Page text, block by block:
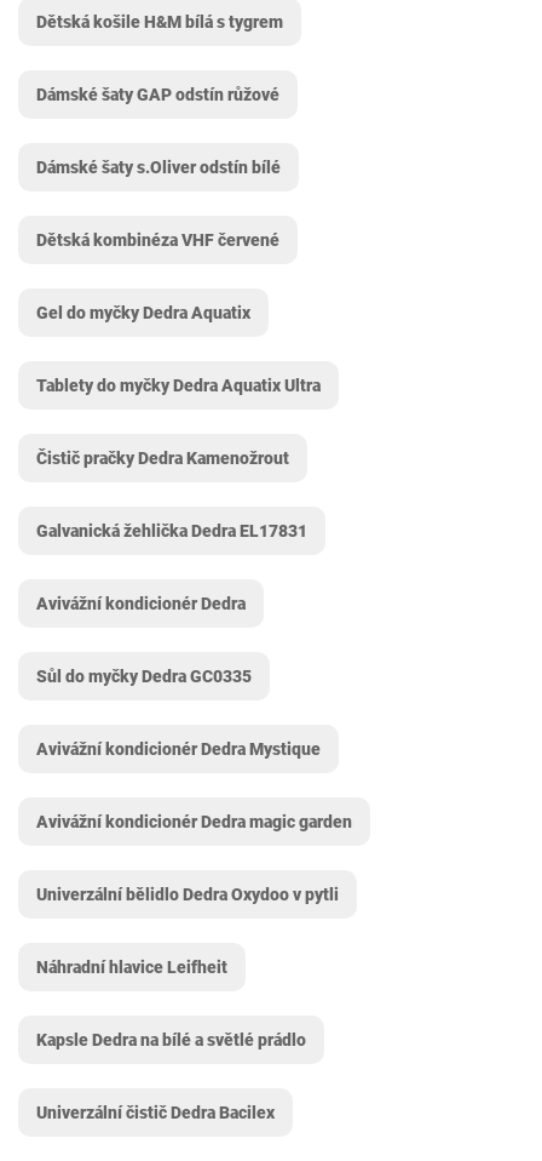
Dětská košile H&M bílá s tygrem
Dámské šaty GAP odstín růžové
Dámské šaty s.Oliver odstín bílé
Dětská kombinéza VHF červené
Gel do myčky Dedra Aquatix
Tablety do myčky Dedra Aquatix Ultra
Čistič pračky Dedra Kamenožrout
Galvanická žehlička Dedra EL17831
Avivážní kondicionér Dedra
Sůl do myčky Dedra GC0335
Avivážní kondicionér Dedra Mystique
Avivážní kondicionér Dedra magic garden
Univerzální bělidlo Dedra Oxydoo v pytli
Náhradní hlavice Leifheit
Kapsle Dedra na bílé a světlé prádlo
Univerzální čistič Dedra Bacilex